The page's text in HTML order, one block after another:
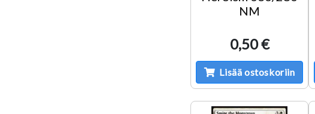
NM
0,50 €
Lisää ostoskoriin